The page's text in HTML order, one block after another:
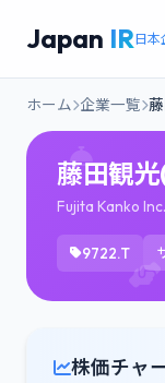
Japan IR日本
ホーム 企業一覧
藤田観
Fujita Kanko Inc.
9722.T
株価チャ